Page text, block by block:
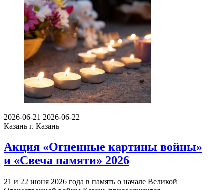
2026-06-21 2026-06-22
Казань г. Казань
Акция «Огненные картины войны»
и «Свеча памяти» 2026
21 и 22 июня 2026 года в память о начале Великой